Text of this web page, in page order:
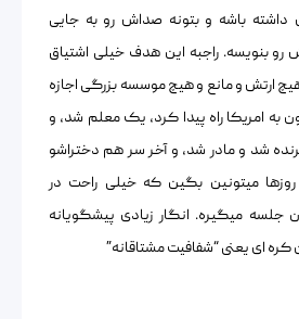
داشته باشه و بتونه صداش رو به جایی
بنویسه. راجبه این هدف خیلی اشتیاق
ارتش و مانع و هیچ موسسه بزرگی اجازه
به امریکا راه پیدا کرد، یک معلم شد، و
شد و مادر شد، و آخر سر هم دختراشو
روزها میتونین بگین که خیلی راحت در
میگیره. انگار زیادی پیشگویانه
ای یعنی “شفافیت مشتاقانه”